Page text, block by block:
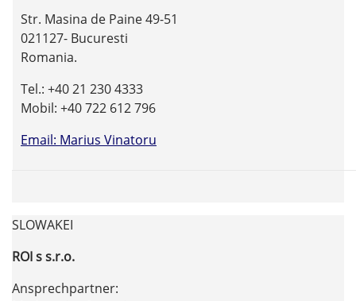
Str. Masina de Paine 49-51
021127- Bucuresti
Romania.
Tel.: +40 21 230 4333
Mobil: +40 722 612 796
Email: Marius Vinatoru
SLOWAKEI
ROI s s.r.o.
Ansprechpartner: